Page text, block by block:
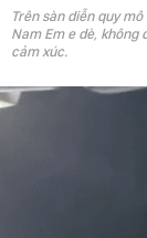
Trên sàn diễn quy
Nam Em e dè,
cảm xúc.